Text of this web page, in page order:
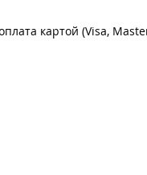
картой (Visa,